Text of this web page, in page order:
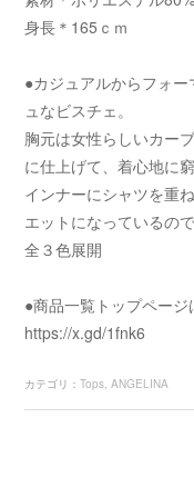
身長＊165ｃｍ
●カジュアルからフォ
ュなビスチェ。
胸元は女性らしいカー
に仕上げて、着心地に
インナーにシャツを重
エットになっているの
全３色展開
●商品一覧トップペー
https://x.gd/1fnk6
カテゴリ ：Tops ANGELINA